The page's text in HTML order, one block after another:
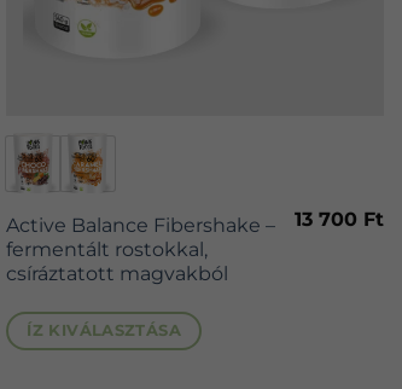
Active Balance Fibershake –
fermentált rostokkal,
csíráztatott magvakból
13 700 Ft
ÍZ KIVÁLASZTÁSA
Ennek
több
variációja
A
változatok